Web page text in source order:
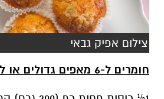
צילום אפיק גבאי
חומרים ל-6 מאפים גדולים או ל-12 קטנים: